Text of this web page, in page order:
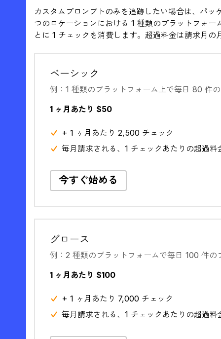
カスタムプロンプトのみを追跡したい場合は、パッ
つのロケーションにおける 1 種類のプラットフォー
とに 1 チェックを消費します。超過料金は請求月の
ベーシック
例：1 種類のプラットフォーム上で毎日 80 件
1 ヶ月あたり $50
+ 1 ヶ月あたり 2,500 チェック
毎月請求される、1 チェックあたりの超過
今すぐ始める
グロース
例：2 種類のプラットフォームで毎日 100 件の
1 ヶ月あたり $100
+ 1 ヶ月あたり 7,000 チェック
毎月請求される、1 チェックあたりの超過